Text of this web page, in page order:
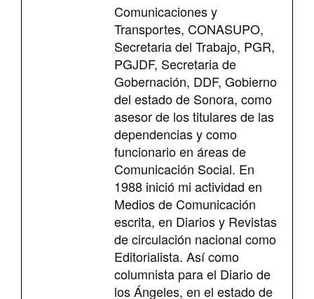
Comunicaciones y
Transportes, CONASUPO,
Secretaria del Trabajo, PGR,
PGJDF, Secretaria de
Gobernación, DDF, Gobierno
del estado de Sonora, como
asesor de los titulares de las
dependencias y como
funcionario en áreas de
Comunicación Social. En
1988 inició mi actividad en
Medios de Comunicación
escrita, en Diarios y Revistas
de circulación nacional como
Editorialista. Así como
columnista para el Diario de
los Ángeles, en el estado de